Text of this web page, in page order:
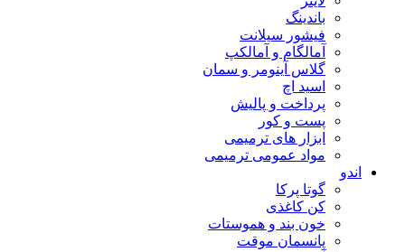
باندینگ
فیشور سیلانت
آمالگام و آمالکپ
گلاس آینومر و سمان
اسید اچ
پرداخت و پالیش
پست و کور
ابزار های ترمیمی
مواد عمومی ترمیمی
اندو
گوتا پرکا
کن کاغذی
خون بند و هموستات
پانسمان موقت